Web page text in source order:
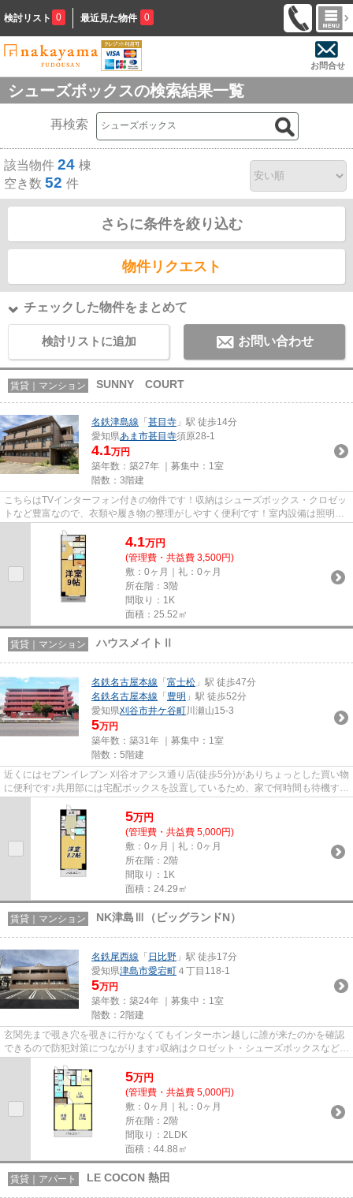
検討リスト 0 最近見た物件 0
お問合せ
シューズボックスの検索結果一覧
再検索
該当物件 24 棟
空き数 52 件
さらに条件を絞り込む
物件リクエスト
チェックした物件をまとめて
検討リストに追加 お問い合わせ
賃貸｜マンション SUNNY COURT
名鉄津島線 「 甚目寺 」駅 徒歩14分
愛知県あま市甚目寺須原28-1
4.1万円
築年数：築27年 ｜募集中： 1室
階数：3階建
こちらはTVインターフォン付きの物件です！収納はシューズボックス・クロゼッ
トなど豊富なので、衣類や履き物の整理がしやすく便利です！室内設備は照明付
4.1万円
(管理費・共益費 3,500円)
敷：0ヶ月｜礼：0ヶ月
所在階：3階
間取り：1K
面積：25.52㎡
賃貸｜マンション ハウスメイトⅡ
名鉄名古屋本線 「 富士松 」駅 徒歩47分
名鉄名古屋本線 「 豊明 」駅 徒歩52分
愛知県刈谷市井ケ谷町川瀬山15-3
5万円
築年数：築31年 ｜募集中： 1室
階数：5階建
近くにはセブンイレブン 刈谷オアシス通り店(徒歩5分)がありちょっとした買い物
に便利です♪共用部には宅配ボックスを設置しているため、家で何時間も待機する
5万円
(管理費・共益費 5,000円)
敷：0ヶ月｜礼：0ヶ月
所在階：2階
間取り：1K
面積：24.29㎡
賃貸｜マンション NK津島Ⅲ（ビッグランドN）
名鉄尾西線 「 日比野 」駅 徒歩17分
愛知県津島市愛宕町 ４丁目118-1
5万円
築年数：築24年 ｜募集中： 1室
階数：2階建
玄関先まで覗き穴を覗きに行かなくてもインターホン越しに誰が来たのかを確認
できるので防犯対策につながります♪収納はクロゼット・シューズボックスなどが
5万円
(管理費・共益費 5,000円)
敷：0ヶ月｜礼：0ヶ月
所在階：2階
間取り：2LDK
面積：44.88㎡
賃貸｜アパート LE COCON 熱田